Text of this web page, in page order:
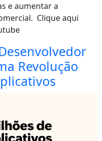
e aumentar a
Clique aqui
Revolução